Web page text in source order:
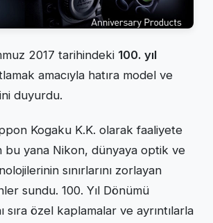
2017 tarihindeki 100. yıl
amacıyla hatıra model ve
duyurdu.
Kogaku K.K. olarak faaliyete
bu yana Nikon, dünyaya optik ve
sınırlarını zorlayan
sundu. 100. Yıl Dönümü
sıra özel kaplamalar ve ayrıntılarla